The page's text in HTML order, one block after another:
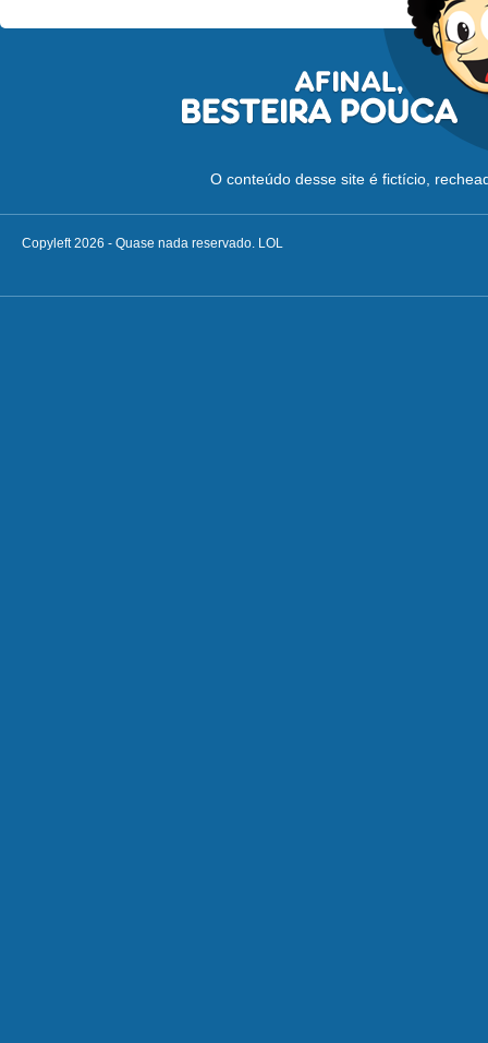
O conteúdo desse site é fictício,
Copyleft 2026 - Quase nada reservado. LOL